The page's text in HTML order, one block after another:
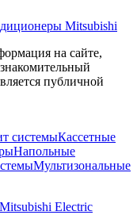
Mitsubishi
на сайте,
публичной
системыКассетные
Напольные
Мультизональные
Electric